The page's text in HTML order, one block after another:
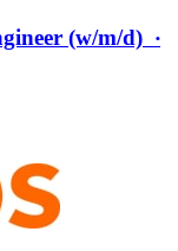
(w/​m/​d) ‧